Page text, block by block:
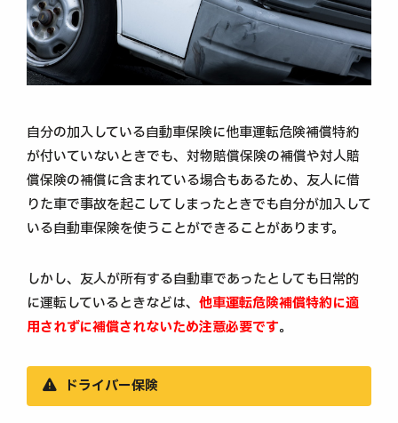
自分の加入している自動車保険に他車運転危険補償特約
が付いていないときでも、対物賠償保険の補償や対人賠
償保険の補償に含まれている場合もあるため、友人に借
りた車で事故を起こしてしまったときでも自分が加入して
いる自動車保険を使うことができることがあります。
しかし、友人が所有する自動車であったとしても日常的
に運転しているときなどは、 他車運転危険補償特約に適
用されずに補償されないため注意必要です。
ドライバー保険